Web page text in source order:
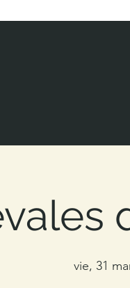
vie, 31